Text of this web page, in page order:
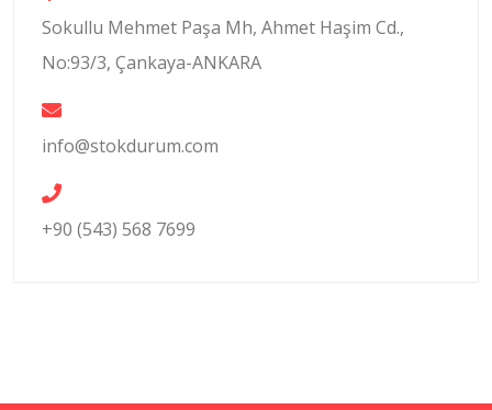
Sokullu Mehmet Paşa Mh, Ahmet Haşim Cd.,
No:93/3, Çankaya-ANKARA
info@stokdurum.com
+90 (543) 568 7699